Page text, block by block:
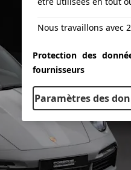
Nous travaillons avec
Protection des
fournisseurs
Paramètres des